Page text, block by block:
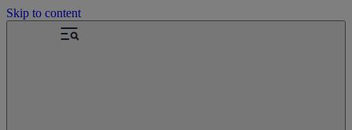
Skip to content